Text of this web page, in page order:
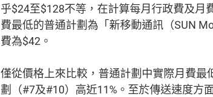
乎$24至$128不等，在計算每月行政費及月
費最低的普通計劃為「新移動通訊（SUN
費為$42。
僅從價格上來比較，普通計劃中實際月費
劃（#7及#10）高近11%。至於傳送速度方